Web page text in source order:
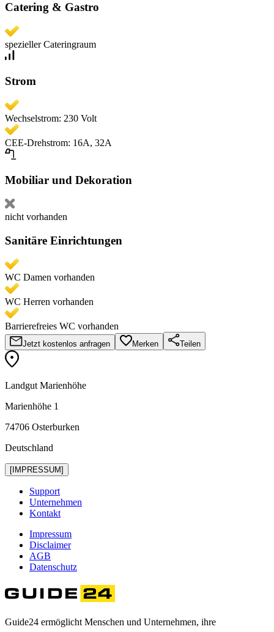
Catering & Gastro
spezieller Cateringraum
Strom
Wechselstrom: 230 Volt
CEE-Drehstrom: 16A, 32A
Mobiliar und Dekoration
nicht vorhanden
Sanitäre Einrichtungen
WC Damen vorhanden
WC Herren vorhanden
Barrierefreies WC vorhanden
Jetzt kostenlos anfragen Merken Teilen
Landgut Marienhöhe
Marienhöhe 1
74706 Osterburken
Deutschland
[IMPRESSUM]
Support
Unternehmen
Kontakt
Impressum
Disclaimer
AGB
Datenschutz
Guide24 ermöglicht Menschen und Unternehmen, ihre